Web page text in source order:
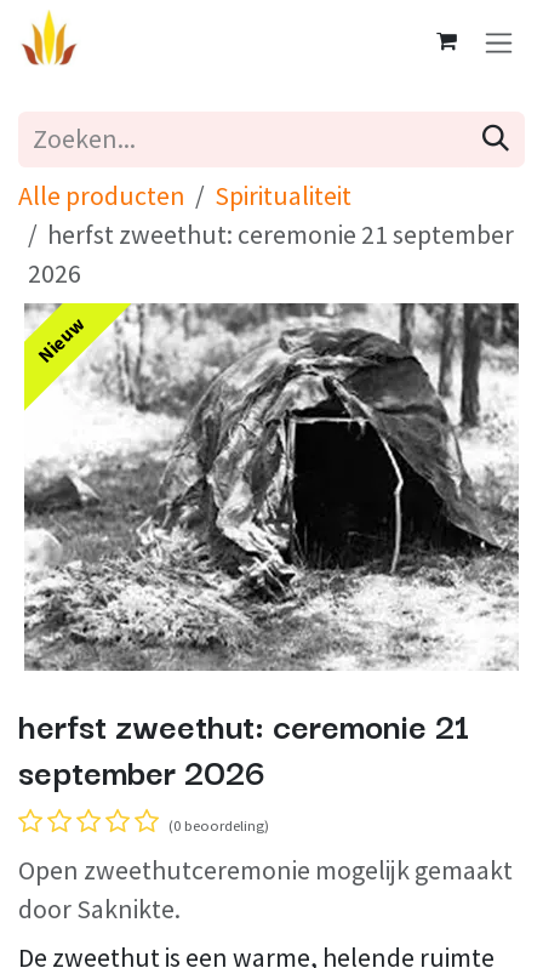
Overslaan naar inhoud
Alle producten
Spiritualiteit
herfst zweethut: ceremonie 21 september
2026
Nieuw
herfst zweethut: ceremonie 21
september 2026
(0 beoordeling)
Open zweethutceremonie mogelijk gemaakt
door Saknikte.
De zweethut is een warme, helende ruimte